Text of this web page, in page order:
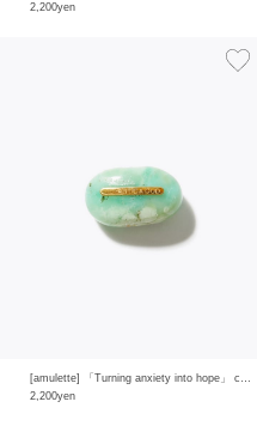
2,200yen
2,200yen